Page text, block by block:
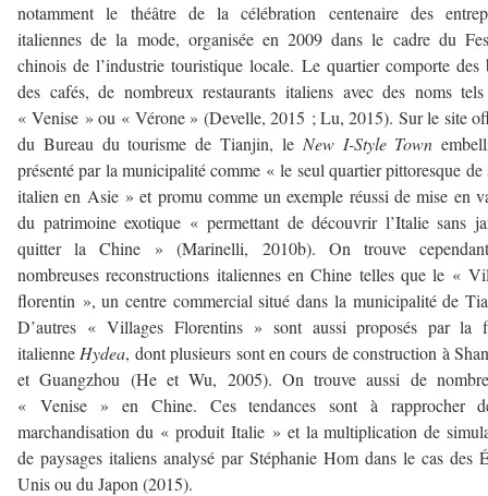
notamment le théâtre de la célébration centenaire des
italiennes de la mode, organisée en 2009 dans le cadre du
chinois de l’industrie touristique locale. Le quartier comporte des
des cafés, de nombreux restaurants italiens avec des noms
« Venise » ou « Vérone » (Develle, 2015 ; Lu, 2015). Sur le site
du Bureau du tourisme de Tianjin, le New I-Style Town
présenté par la municipalité comme « le seul quartier pittoresque de
italien en Asie » et promu comme un exemple réussi de mise en
du patrimoine exotique « permettant de découvrir l’Italie sans
quitter la Chine » (Marinelli, 2010b). On trouve
nombreuses reconstructions italiennes en Chine telles que le «
florentin », un centre commercial situé dans la municipalité de
D’autres « Villages Florentins » sont aussi proposés par la
italienne Hydea, dont plusieurs sont en cours de construction à
et Guangzhou (He et Wu, 2005). On trouve aussi de
« Venise » en Chine. Ces tendances sont à rapprocher
marchandisation du « produit Italie » et la multiplication de
de paysages italiens analysé par Stéphanie Hom dans le cas des
Unis ou du Japon (2015).